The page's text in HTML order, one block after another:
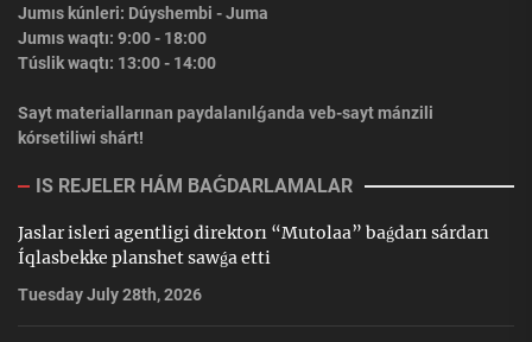
Jumıs kúnleri: Dúyshembi - Juma
Jumıs waqtı: 9:00 - 18:00
Túslik waqtı: 13:00 - 14:00
Sayt materiallarınan paydalanılǵanda veb-sayt mánzili
kórsetiliwi shárt!
IS REJELER HÁM BAǴDARLAMALAR
Jaslar isleri agentligi direktorı “Mutolaa” baǵdarı sárdarı
Íqlasbekke planshet sawǵa etti
Tuesday July 28th, 2026